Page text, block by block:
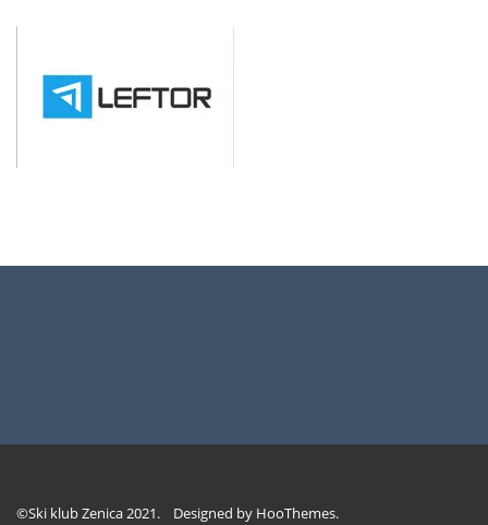
©Ski klub Zenica 2021. Designed by HooThemes.